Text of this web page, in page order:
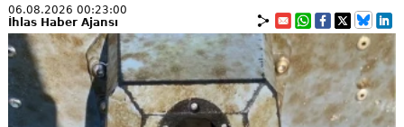
06.08.2026 00:23:00
İhlas Haber Ajansı